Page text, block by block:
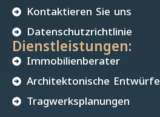
Kontaktieren Sie uns
Datenschutzrichtlinie
Dienstleistungen:
Immobilienberater
Architektonische Entwürfe
Tragwerksplanungen